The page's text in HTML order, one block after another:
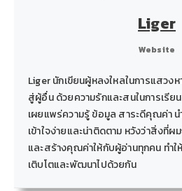
Liger
Website
Liger นักเขียนผู้หลงใหลในการแสวง
สู่ผู้อื่น ด้วยความรักและสนในการเรีย
เผยแพร่ความรู้ ข้อมูล สาระดีคุณค่า
เข้าใจง่ายและน่าติดตาม หวังว่าสิ่งที่ผ
และสร้างคุณค่าให้กับผู้อ่านทุกคน ทำ
เติบโตและพัฒนาไปด้วยกัน